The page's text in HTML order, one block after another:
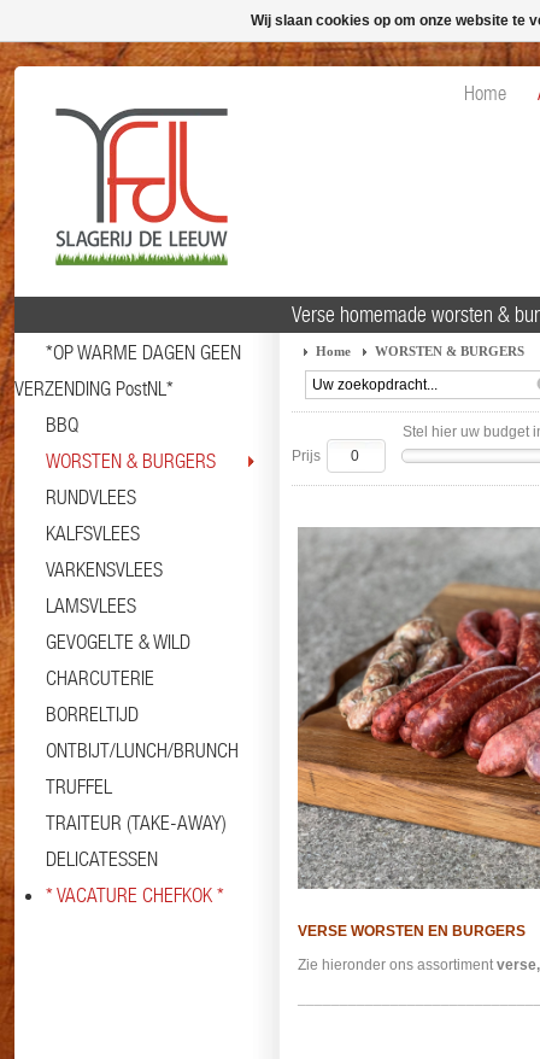
Home
*OP WARME DAGEN GEEN
VERZENDING PostNL*
BBQ
WORSTEN & BURGERS
RUNDVLEES
KALFSVLEES
VARKENSVLEES
LAMSVLEES
GEVOGELTE & WILD
CHARCUTERIE
BORRELTIJD
ONTBIJT/LUNCH/BRUNCH
TRUFFEL
TRAITEUR (TAKE-AWAY)
DELICATESSEN
* VACATURE CHEFKOK *
Verse homemade worsten &
Home WORSTEN & BURGERS
Stel hier uw budget
Prijs
VERSE WORSTEN EN BURGERS
Zie hieronder ons assortiment
Wij slaan cookies op om onze website te